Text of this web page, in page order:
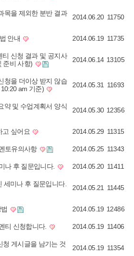
목을 제외한 분반 결과
2014.06.20 11750
안내 2014.06.19 11735
티 신청 결과 및 공지사
준비 사항)
2014.06.14 13105
청을 더이상 받지 않습
am 기준)
2014.05.31 11693
약 및 수업계획서 양식 2014.05.30 12356
고 싶어요 2014.05.29 11315
토유의사항 2014.05.25 11343
나 후 질문입니다. 2014.05.20 11411
세미나 후 질문입니다. 2014.05.21 11445
2014.05.19 12486
티 신청합니다. 2014.05.19 11406
청 게시글을 남기는 것
2014.05.19 11354